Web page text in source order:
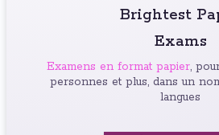
Brightest
Exams
Examens en format papier,
personnes et plus, dans un
langues